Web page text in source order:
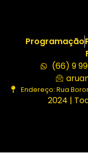
Programação
(66) 9
Endereço: Rua
2024 |